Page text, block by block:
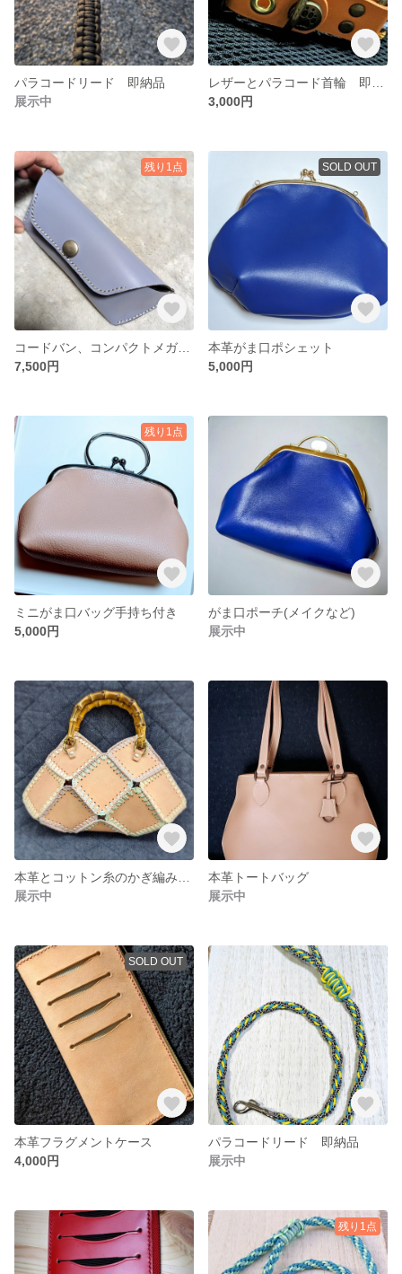
パラコードリード 即納品
展示中
3,000円
残り1点
コードバン、コンパクトメガネケース
7,500円
SOLD OUT
本革がま口ポシェット
5,000円
残り1点
ミニがま口バッグ手持ち付き
5,000円
がま口ポーチ(メイクなど)
展示中
展示中
本革トートバッグ
展示中
SOLD OUT
本革フラグメントケース
4,000円
パラコードリード 即納品
展示中
残り1点